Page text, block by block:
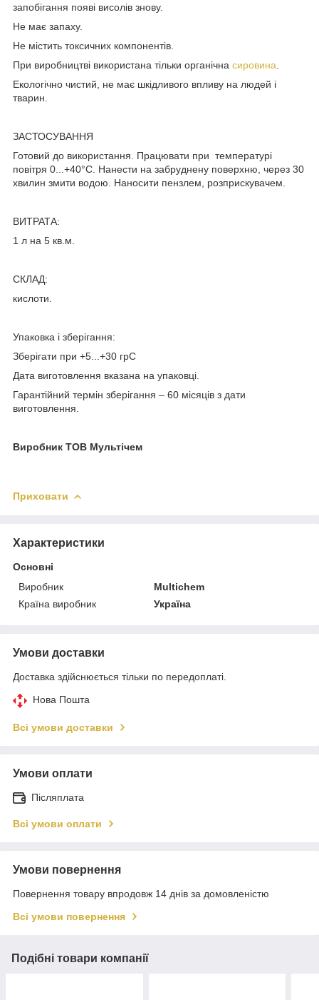
запобігання появі висолів знову.
Не має запаху.
Не містить токсичних компонентів.
При виробництві використана тільки органічна сировина
Екологічно чистий, не має шкідливого впливу на людей і
тварин.
ЗАСТОСУВАННЯ
Готовий до використання. Працювати при температурі
повітря 0...+40°С. Нанести на забруднену поверхню, через 30
хвилин змити водою. Наносити пензлем, розприскувачем.
ВИТРАТА:
1 л на 5 кв.м.
СКЛАД:
кислоти.
Упаковка і зберігання:
Зберігати при +5...+30 грС
Дата виготовлення вказана на упаковці.
Гарантійний термін зберігання – 60 місяців з дати
виготовлення.
Виробник ТОВ Мультічем
Приховати
Характеристики
Основні
Виробник
Multichem
Країна виробник
Україна
Умови доставки
Доставка здійснюється тільки по передоплаті.
Нова Пошта
Всі умови доставки
Умови оплати
Післяплата
Всі умови оплати
Умови повернення
Повернення товару впродовж 14 днів за домовленістю
Всі умови повернення
Подібні товари компанії